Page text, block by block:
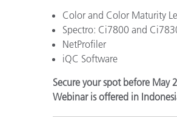
Color and Color Maturity
Spectro: Ci7800 and
NetProfiler
iQC Software
Secure your spot before May
Webinar is offered in